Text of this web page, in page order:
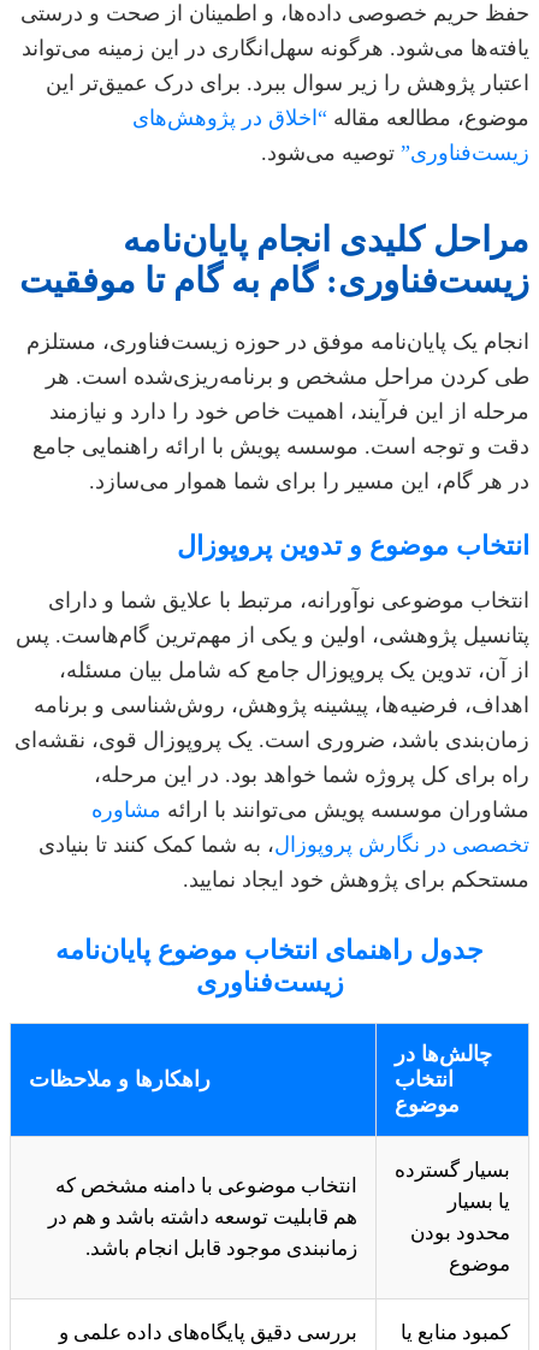
حفظ حریم خصوصی داده‌ها، و اطمینان از صحت و درستی
یافته‌ها می‌شود. هرگونه سهل‌انگاری در این زمینه می‌تواند
اعتبار پژوهش را زیر سوال ببرد. برای درک عمیق‌تر این
موضوع، مطالعه مقاله “اخلاق در پژوهش‌های
زیست‌فناوری” توصیه می‌شود.
مراحل کلیدی انجام پایان‌نامه
زیست‌فناوری: گام به گام تا موفقیت
انجام یک پایان‌نامه موفق در حوزه زیست‌فناوری، مستلزم
طی کردن مراحل مشخص و برنامه‌ریزی‌شده است. هر
مرحله از این فرآیند، اهمیت خاص خود را دارد و نیازمند
دقت و توجه است. موسسه پویش با ارائه راهنمایی جامع
در هر گام، این مسیر را برای شما هموار می‌سازد.
انتخاب موضوع و تدوین پروپوزال
انتخاب موضوعی نوآورانه، مرتبط با علایق شما و دارای
پتانسیل پژوهشی، اولین و یکی از مهم‌ترین گام‌هاست. پس
از آن، تدوین یک پروپوزال جامع که شامل بیان مسئله،
اهداف، فرضیه‌ها، پیشینه پژوهش، روش‌شناسی و برنامه
زمان‌بندی باشد، ضروری است. یک پروپوزال قوی، نقشه‌ای
راه برای کل پروژه شما خواهد بود. در این مرحله،
مشاوران موسسه پویش می‌توانند با ارائه مشاوره
تخصصی در نگارش پروپوزال، به شما کمک کنند تا بنیادی
مستحکم برای پژوهش خود ایجاد نمایید.
جدول راهنمای انتخاب موضوع پایان‌نامه
زیست‌فناوری
چالش‌ها در
انتخاب
موضوع
راهکارها و ملاحظات
بسیار گسترده
یا بسیار
محدود بودن
موضوع
انتخاب موضوعی با دامنه مشخص که
هم قابلیت توسعه داشته باشد و هم در
زمانبندی موجود قابل انجام باشد.
کمبود منابع یا
بررسی دقیق پایگاه‌های داده علمی و